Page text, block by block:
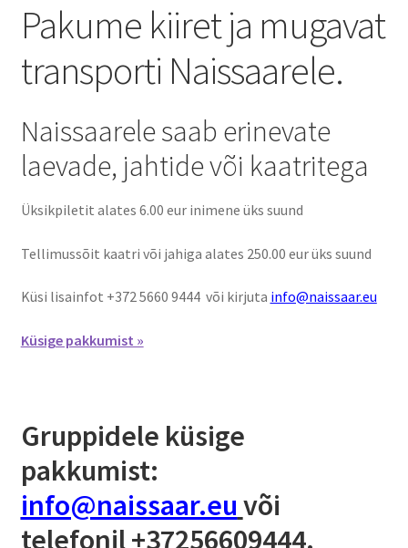
Konverentsid
Õppepäevad
Suvepäevad
Talvepäevad
Ürituste korraldamine
Hea teada
TRANSPORT NAISSAARELE
Pakume kiiret ja mugavat
transporti Naissaarele.
Naissaarele saab erinevate
laevade, jahtide või kaatritega
Üksikpiletit alates 6.00 eur inimene üks suund
Tellimussõit kaatri või jahiga alates 250.00 eur üks suund
Küsi lisainfot +372 5660 9444 või kirjuta info@naissaar.eu
Küsige pakkumist »
Gruppidele küsige
pakkumist:
info@naissaar.eu või
telefonil +37256609444.